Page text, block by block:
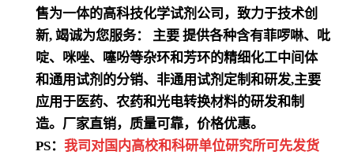
售为一体的高科技化学试剂公司，致力于技术创
新, 竭诚为您服务： 主要 提供各种含有菲啰啉、吡
啶、咪唑、噻吩等杂环和芳环的精细化工中间体
和通用试剂的分销、非通用试剂定制和研发,主要
应用于医药、农药和光电转换材料的研发和制
造。厂家直销，质量可靠，价格优惠。
PS： 我司对国内高校和科研单位研究所可先发货